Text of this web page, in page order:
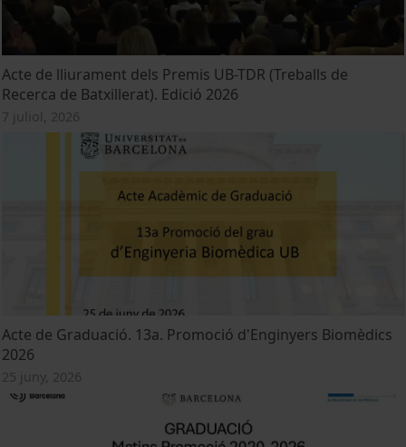
Acte de lliurament dels Premis UB-TDR (Treballs de
Recerca de Batxillerat). Edició 2026
7 juliol, 2026
Acte de Graduació. 13a. Promoció d'Enginyers Biomèdics
2026
25 juny, 2026